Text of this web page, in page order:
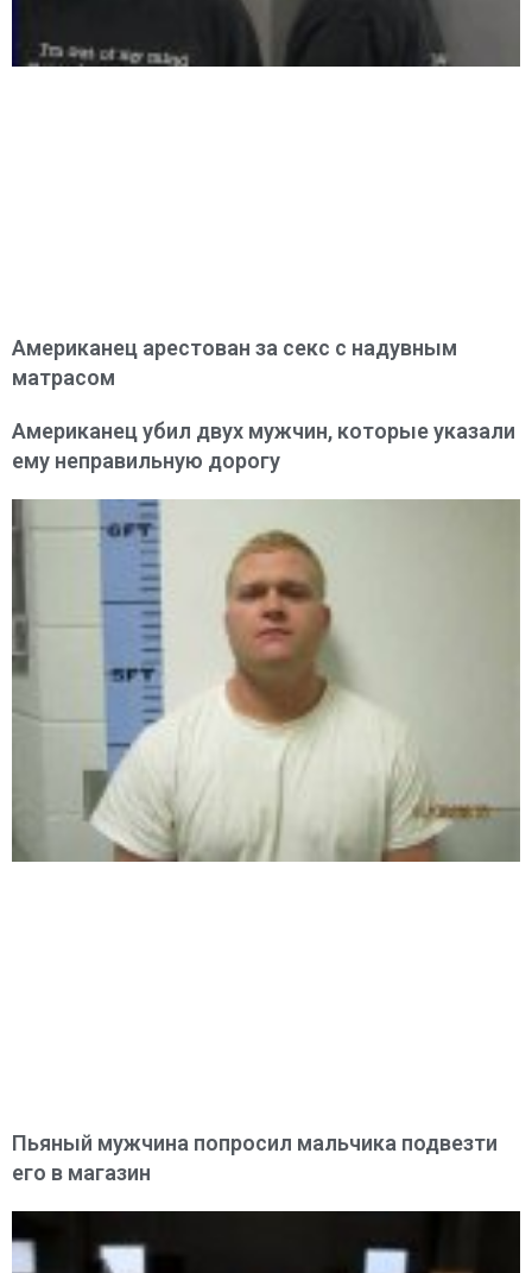
Американец арестован за секс с надувным
матрасом
Американец убил двух мужчин, которые указали
ему неправильную дорогу
Пьяный мужчина попросил мальчика подвезти
его в магазин